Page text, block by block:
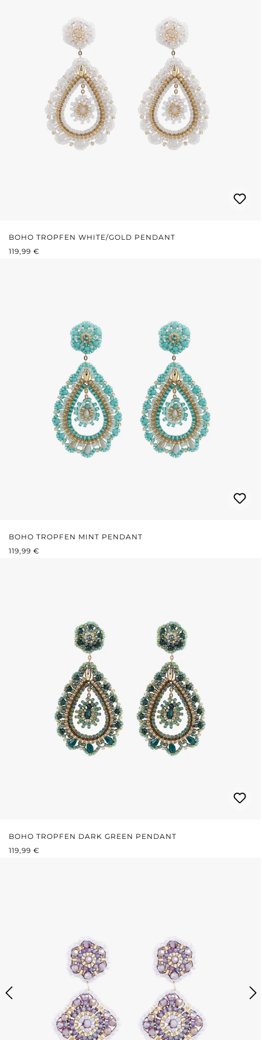
BOHO TROPFEN WHITE/GOLD PENDANT
REGULÄRER PREIS:
119,99 €
BOHO TROPFEN MINT PENDANT
REGULÄRER PREIS:
119,99 €
BOHO TROPFEN DARK GREEN PENDANT
REGULÄRER PREIS:
119,99 €